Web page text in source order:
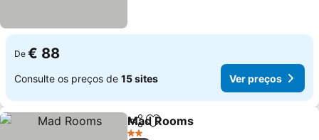
De € 88
Consulte os preços de 15 sites Ver preços
PartilharAdicionar aos favoritos
Mad Rooms
2 Estrelas